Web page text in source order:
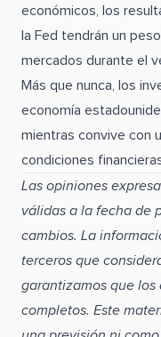
económicos, los
la Fed tendrán un
mercados durante el
Más que nunca, los
economía
mientras convive con
condiciones
Las opiniones
válidas a la fecha de
cambios. La
terceros que
garantizamos que los
completos. Este